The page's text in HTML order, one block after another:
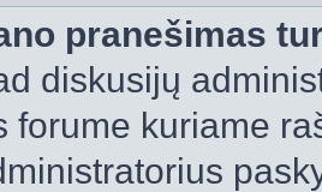
pranešimas
diskusijų
forume kuriame